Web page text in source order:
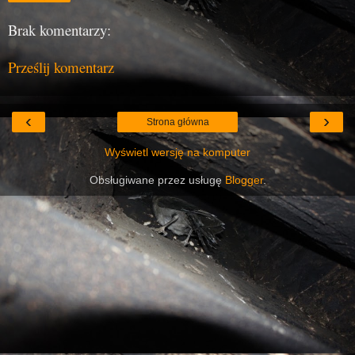
Brak komentarzy:
Prześlij komentarz
‹ ›
Strona główna
Wyświetl wersję na komputer
Obsługiwane przez usługę Blogger.